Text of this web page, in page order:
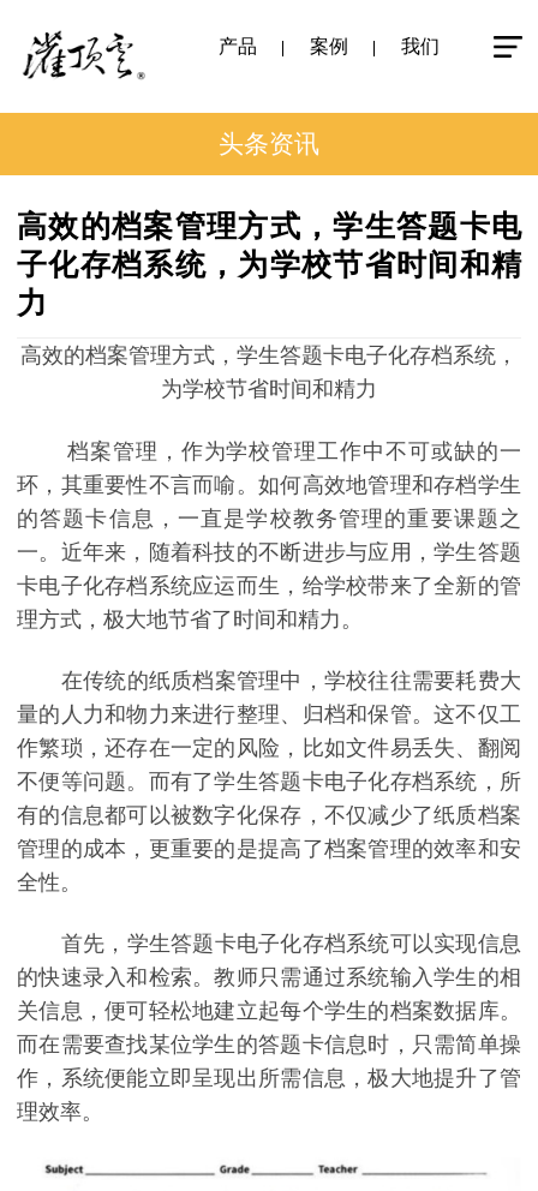
产品 案例 我们
头条资讯
高效的档案管理方式，学生答题卡电
子化存档系统，为学校节省时间和精
力
高效的档案管理方式，学生答题卡电子化存档系统，
为学校节省时间和精力
档案管理，作为学校管理工作中不可或缺的一
环，其重要性不言而喻。如何高效地管理和存档学生
的答题卡信息，一直是学校教务管理的重要课题之
一。近年来，随着科技的不断进步与应用，学生答题
卡电子化存档系统应运而生，给学校带来了全新的管
理方式，极大地节省了时间和精力。
在传统的纸质档案管理中，学校往往需要耗费大
量的人力和物力来进行整理、归档和保管。这不仅工
作繁琐，还存在一定的风险，比如文件易丢失、翻阅
不便等问题。而有了学生答题卡电子化存档系统，所
有的信息都可以被数字化保存，不仅减少了纸质档案
管理的成本，更重要的是提高了档案管理的效率和安
全性。
首先，学生答题卡电子化存档系统可以实现信息
的快速录入和检索。教师只需通过系统输入学生的相
关信息，便可轻松地建立起每个学生的档案数据库。
而在需要查找某位学生的答题卡信息时，只需简单操
作，系统便能立即呈现出所需信息，极大地提升了管
理效率。